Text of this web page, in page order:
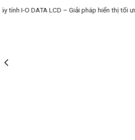
Ống Thép Benkan – Điểm 10